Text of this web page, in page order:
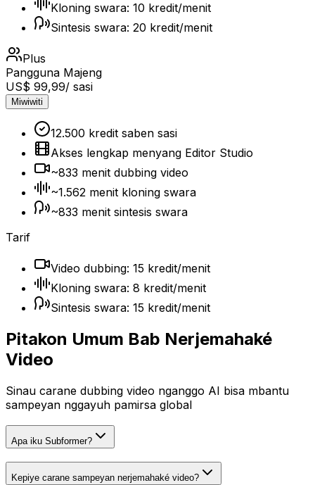
Kloning swara: 10 kredit/menit
Sintesis swara: 20 kredit/menit
Plus
Pangguna Majeng
US$ 99,99/ sasi
Miwiwiti
12.500 kredit saben sasi
Akses lengkap menyang Editor Studio
~833 menit dubbing video
~1.562 menit kloning swara
~833 menit sintesis swara
Tarif
Video dubbing: 15 kredit/menit
Kloning swara: 8 kredit/menit
Sintesis swara: 15 kredit/menit
Pitakon Umum Bab Nerjemahaké
Video
Sinau carane dubbing video nganggo AI bisa mbantu
sampeyan nggayuh pamirsa global
Apa iku Subformer?
Kepiye carane sampeyan nerjemahaké video?